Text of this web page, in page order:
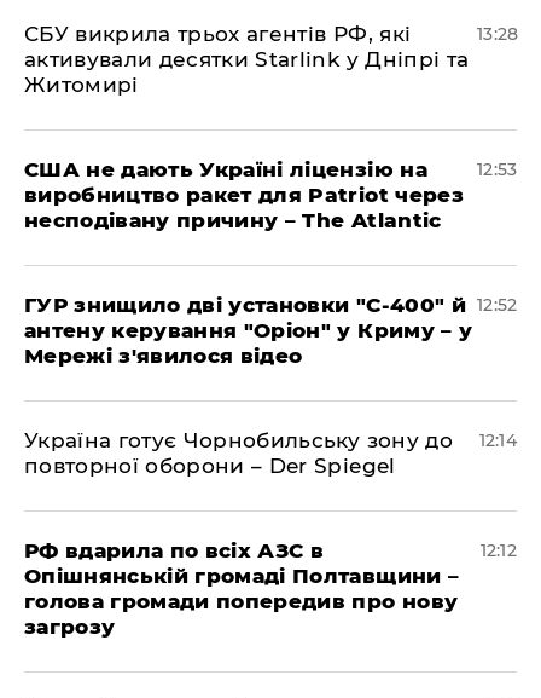
СБУ викрила трьох агентів РФ, які
активували десятки Starlink у Дніпрі та
Житомирі
13:28
США не дають Україні ліцензію на
виробництво ракет для Patriot через
несподівану причину – The Atlantic
12:53
ГУР знищило дві установки "С-400" й
антену керування "Оріон" у Криму – у
Мережі з'явилося відео
12:52
Україна готує Чорнобильську зону до
повторної оборони – Der Spiegel
12:14
РФ вдарила по всіх АЗС в
Опішнянській громаді Полтавщини –
голова громади попередив про нову
загрозу
12:12